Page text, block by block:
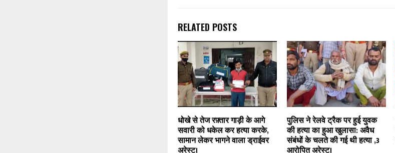
RELATED POSTS
धोखे से तेज रफ़्तार गाड़ी के आगे
सवारी को धकेल कर हत्या करके,
सामान लेकर भागने वाला ड्राईवर
पुलिस ने रेलवे ट्रैक पर हुई युवक
की हत्या का हुआ खुलासा: अवैध
संबंधों के चलते की गई थी हत्या ,3